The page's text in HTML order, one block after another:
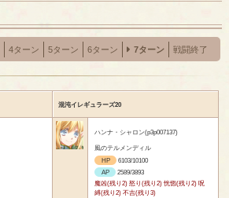
4ターン 5ターン 6ターン 7ターン 戦闘終了
混沌イレギュラーズ20
ハンナ・シャロン(p3p007137)
風のテルメンディル
HP
6103/10100
AP
2589/3893
魔凶(残り2) 怒り(残り2) 恍惚(残り2) 呪
縛(残り2) 不吉(残り3)